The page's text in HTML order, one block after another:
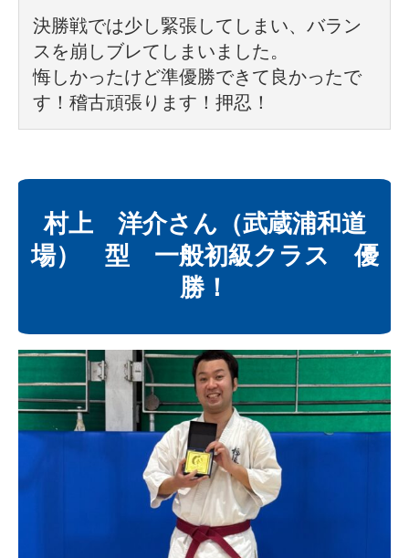
決勝戦では少し緊張してしまい、バラン
スを崩しブレてしまいました。
悔しかったけど準優勝できて良かったで
す！稽古頑張ります！押忍！
村上 洋介さん（武蔵浦和道
場） 型 一般初級クラス 優
勝！